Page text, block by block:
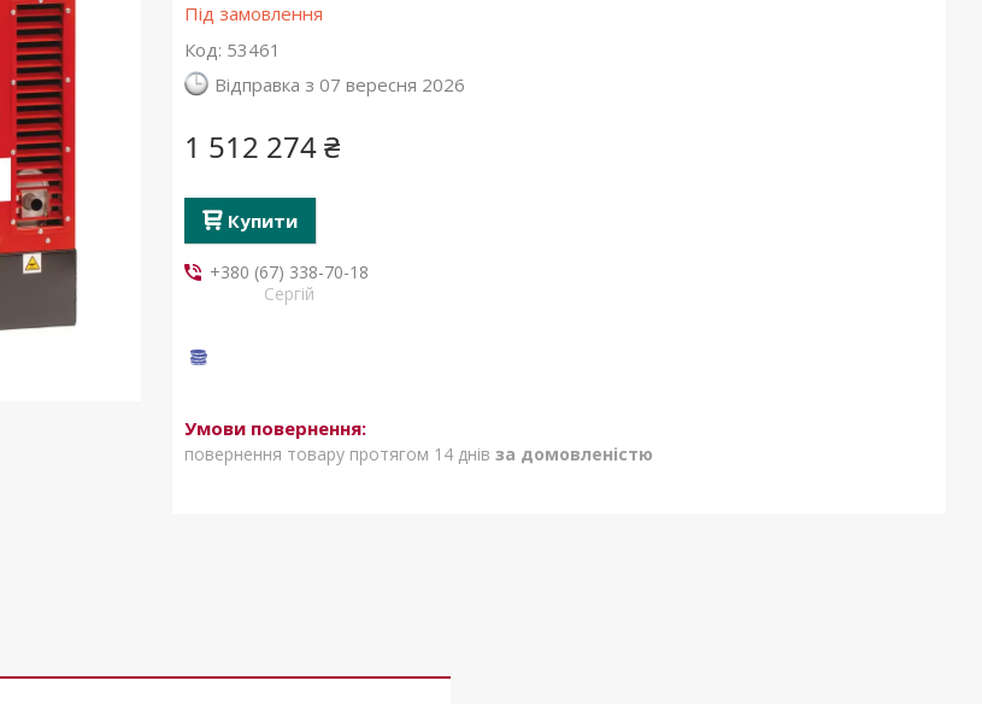
Під замовлення
Код: 53461
Відправка з 07 вересня 2026
1 512 274 ₴
Купити
+380 (67) 338-70-18
Сергій
повернення товару протягом 14 днів за домовленістю